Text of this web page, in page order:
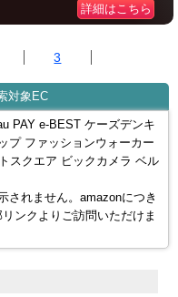
詳細はこちら
3
対象EC
PAY e-BEST ケーズデンキ
プ ファッションウォーカー
スクエア ビックカメラ ベル
されません。amazonにつき
ンクよりご訪問いただけま